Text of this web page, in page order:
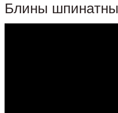
Блины